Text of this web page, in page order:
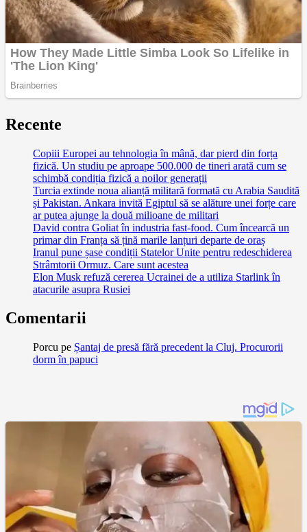
Recente
Copiii Europei au tehnologia în mână, dar pierd din forța
fizică. Un studiu pe aproape 500.000 de tineri arată cum se
schimbă condiția fizică a noilor generații
Turcia extinde noua alianță militară formată cu Arabia Saudită
și Pakistan. Ankara invită Egiptul să se alăture unei forțe care
ar putea ajunge la două milioane de militari
David contra Goliat în industria fast-food. Cum încearcă un
primar din Franța să țină marile lanțuri departe de oraș
Iranul pune șase condiții Statelor Unite pentru redeschiderea
Strâmtorii Ormuz. Care sunt acestea
Elon Musk refuză cererea Ucrainei de a utiliza Starlink în
atacurile asupra Rusiei
Comentarii
Porcu pe Șantaj de presă fără precedent la Cluj. Procurorii
dorm în papuci